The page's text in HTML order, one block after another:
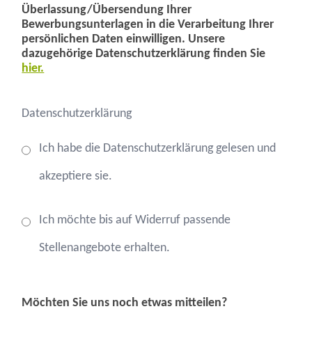
Überlassung/Übersendung Ihrer
Bewerbungsunterlagen in die Verarbeitung Ihrer
persönlichen Daten einwilligen. Unsere
dazugehörige Datenschutzerklärung finden Sie
hier.
Datenschutzerklärung
Ich habe die Datenschutzerklärung gelesen und
akzeptiere sie.
Ich möchte bis auf Widerruf passende
Stellenangebote erhalten.
Möchten Sie uns noch etwas mitteilen?